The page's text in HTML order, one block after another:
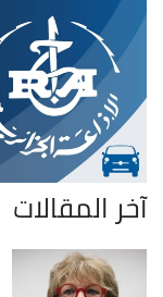
آخر المقالات